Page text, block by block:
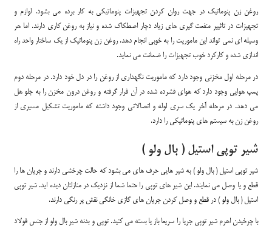
روغن زن پنوماتیک در جهت روان کردن تجهیزات پنوماتیکی به کار برده می بشود. لوازم و
تجهیزات در تاثییر منفعت گیری های زیاد دچار اصطکاک شده و نیاز به روغن کاری دارند. اما هر
وسیله ای نمی تواند این ماموریت را به خوبی انجام دهد. روغن زن پنوماتیک از یک ساختار واحد راه
اندازی شده و کارکرد خوب تجهیزات را ضمانت می نماید.
در مرحله اول مخزنی وجود دارد که ماموریت نگهداری از روغن را در دل خود دارد. در مرحله دوم
پمپ هوایی وجود دارد که هوای فشرده شده در آن قرار گرفته و روغن درون مخزن را به جلو هل
می دهد. در مرحله آخر یک سری لوله و اتصالاتی وجود داشته که ماموریت تشکیل مسیری از
روغن زن به سیستم های پنوماتیکی را دارد.
شیر توپی استیل ( بال ولو )
شیر توپی استیل ( بال ولو ) به شیر هایی حرف های می بشود که حالت چرخشی دارند و جریان ها را
قطع و یا وصل می نمایند. این شیر های توپی را حتما شما از نزدیک در منازلتان دیده اید. شیر توپی
استیل ( بال ولو ) در قطع و وصل کردن جریان های گازی خانگی نقش پر رنگی دارند.
با چرخیدن اهرم شیر توپی جریا را سریعا باز یا بسته می کنید. توپی و بدنه شیر بال ولو از جنس فولاد